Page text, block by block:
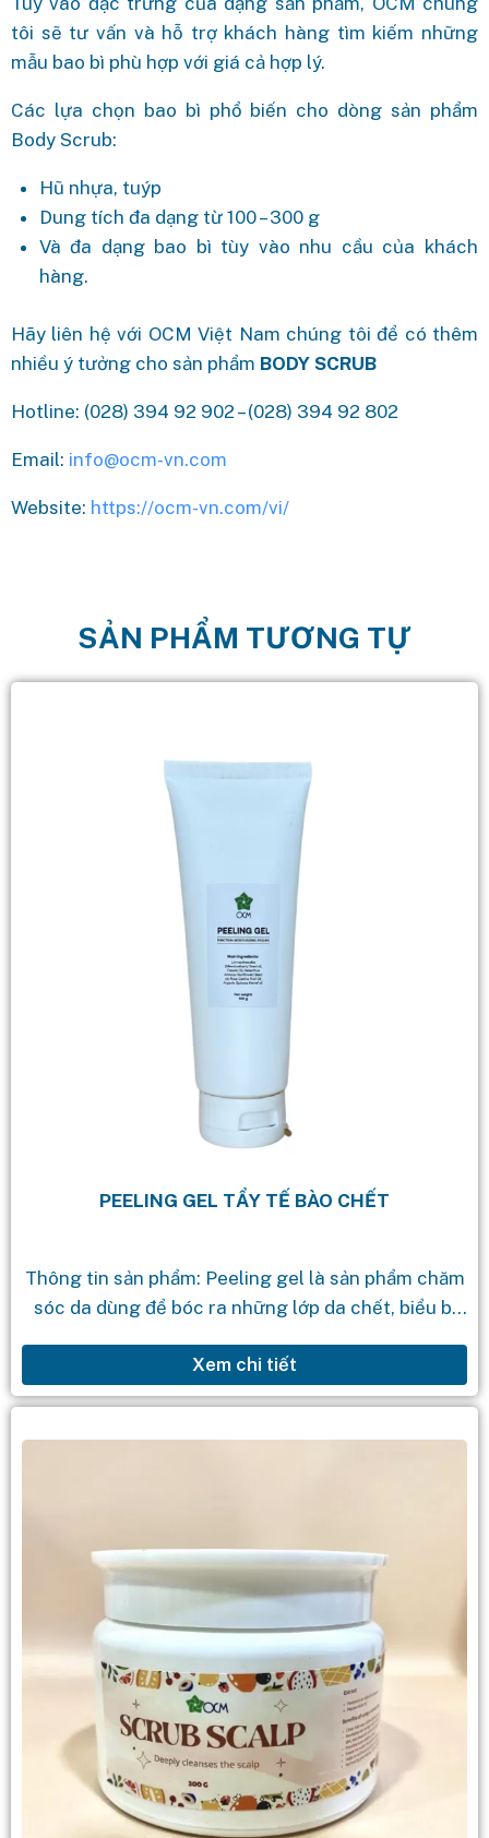
tôi sẽ tư vấn và hỗ trợ khách hàng tìm kiếm những
mẫu bao bì phù hợp với giá cả hợp lý.
Các lựa chọn bao bì phổ biến cho dòng sản phẩm
Body Scrub:
Hũ nhựa, tuýp
Dung tích đa dạng từ 100 – 300 g
Và đa dạng bao bì tùy vào nhu cầu của khách
hàng.
Hãy liên hệ với OCM Việt Nam chúng tôi để có thêm
nhiều ý tưởng cho sản phẩm BODY SCRUB
Hotline: (028) 394 92 902 – (028) 394 92 802
Email: info@ocm-vn.com
Website: https://ocm-vn.com/vi/
SẢN PHẨM TƯƠNG TỰ
PEELING GEL TẨY TẾ BÀO CHẾT
Thông tin sản phẩm: Peeling gel là sản phẩm chăm
sóc da dùng để bóc ra những lớp da chết, biểu bì
Xem chi tiết